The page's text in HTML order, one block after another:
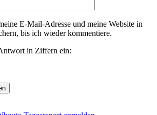
E-Mail-Adresse und meine Website in
bis ich wieder kommentiere.
in Ziffern ein: